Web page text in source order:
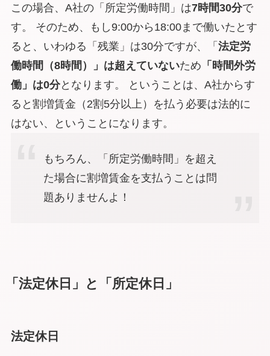
この場合、A社の「所定労働時間」は7時間30分で
す。 そのため、もし9:00から18:00まで働いたとす
ると、いわゆる「残業」は30分ですが、
「 法定労
働時間（8時間）」は超えていないため 「時間外労
働」は0分となります。 ということは、A社からす
ると割増賃金（2割5分以上）を払う必要は法的に
はない、ということになります。
もちろん、「所定労働時間」を超え
た場合に割増賃金を支払うことは問
題ありませんよ！
「法定休日」と「所定休日」
法定休日